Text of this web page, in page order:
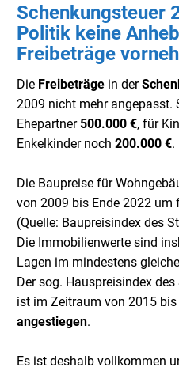
Schenkungsteuer
Politik keine
Freibeträge
Die Freibeträge in der
2009 nicht mehr angepasst.
Ehepartner 500.000 €, für
Enkelkinder noch 200.000 €.
Die Baupreise für
von 2009 bis Ende 2022 um
(Quelle: Baupreisindex des
Die Immobilienwerte sind
Lagen im mindestens
Der sog. Hauspreisindex
ist im Zeitraum von 2015
angestiegen.
Es ist deshalb vollkommen